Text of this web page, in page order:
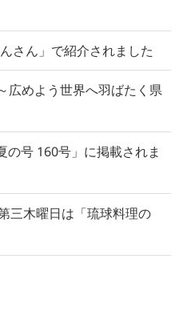
さん」で紹介されました
広めよう世界へ羽ばたく県
の号 160号」に掲載されま
三木曜日は「琉球料理の